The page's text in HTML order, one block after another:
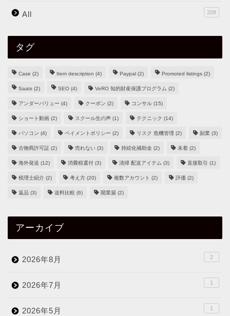
All 208
タグ
Case (2) Item description (4) Paypal (2) Promoted listings (2)
Saats (2) SEO (4) VeRO 知的財産保護プログラム (2)
アンダーバリュー (4) クーポン (2) コンサル (15)
ショート動画 (2) スクール生の声 (1) テクニック (14)
パソコン (4) ペイメントポリシー (2) リスク 危機管理 (2) 副業 (3)
古物商許可証 (2) 売れない (3) 持続化補助金 (2) 未着 (2)
海外発送 (12) 消費税還付 (3) 清掃 配送アイテム (3) 直接取引 (1)
税理士紹介 (2) 考え方 (20) 複数アカウント (2) 評価 (2)
返品 (3) 送料比較 (6) 開業届 (2)
アーカイブ
2026年8月 2
2026年7月 1
2026年5月 1